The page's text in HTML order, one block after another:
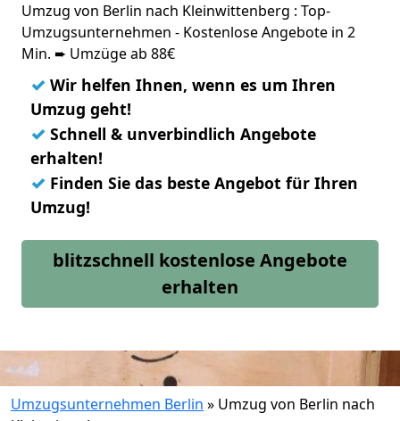
Umzug von Berlin nach Kleinwittenberg : Top-
Umzugsunternehmen - Kostenlose Angebote in 2
Min. ➨ Umzüge ab 88€
✓ Wir helfen Ihnen, wenn es um Ihren
Umzug geht!
✓ Schnell & unverbindlich Angebote
erhalten!
✓ Finden Sie das beste Angebot für Ihren
Umzug!
blitzschnell kostenlose Angebote
erhalten
Umzugsunternehmen Berlin » Umzug von Berlin nach